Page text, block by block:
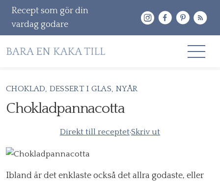
Recept som gör din
vardag godare
Gå
till
RECEPT
OM MIG
KONTAKT & PR
Sök
CHOKLAD DESSERT I GLAS NYÅR
Chokladpannacotta
Direkt till receptet·Skriv ut
Ibland är det enklaste också det allra godaste, eller